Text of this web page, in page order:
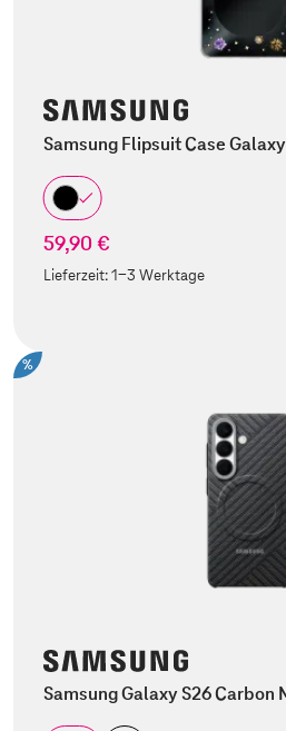
Samsung Flipsuit Case
59,90 €
Lieferzeit:1-3 Werktage
%
Samsung Galaxy S26 Carbon